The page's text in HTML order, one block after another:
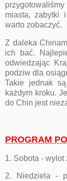
miasta, zabytki
warto zobaczyć.
Z daleka
ich bać.
odwiedzając
podziw dla
Takie jednak
każdym kroku.
do Chin jest
PROGRAM
1. Sobota - wylot
2. Niedziela -